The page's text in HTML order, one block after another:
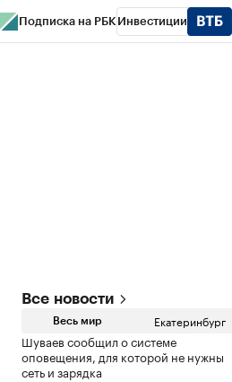
Подписка на РБК Инвестиции
Все новости
Весь мир Екатеринбург
Шуваев сообщил о системе
оповещения, для которой не нужны
сеть и зарядка